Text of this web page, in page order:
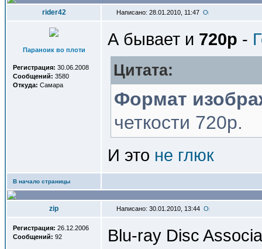
rider42 Написано: 28.01.2010, 11:47
Параноик во плоти
Регистрация: 30.06.2008
Сообщений: 3580
Откуда: Самара
А бывает и 720p -
Цитата:
Формат
четкости 720p.
И это не глюк
В начало страницы
zip Написано: 30.01.2010, 13:44
Регистрация: 26.12.2006
Сообщений: 92
Blu-ray Disc